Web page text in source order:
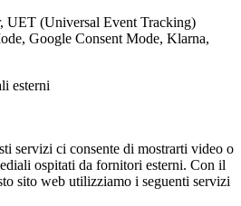
UET (Universal Event Tracking)
Google Consent Mode, Klarna,
esterni
servizi ci consente di mostrarti video o
ospitati da fornitori esterni. Con il
sito web utilizziamo i seguenti servizi